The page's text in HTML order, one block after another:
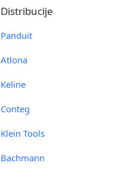
Distribucije
Panduit
Atlona
Keline
Conteg
Klein Tools
Bachmann